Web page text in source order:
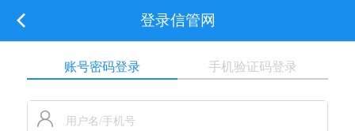
登录信管网
账号密码登录 手机验证码登录